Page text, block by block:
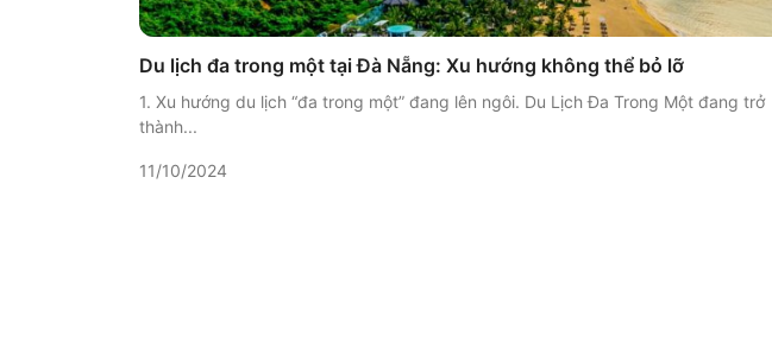
Du lịch đa trong một tại Đà Nẵng: Xu hướng không thể bỏ lỡ
1. Xu hướng du lịch “đa trong một” đang lên ngôi. Du Lịch Đa Trong Một đang trở
thành...
11/10/2024